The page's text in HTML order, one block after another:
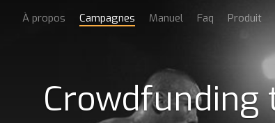
À propos Campagnes Manuel Faq Produit
Crowdfunding